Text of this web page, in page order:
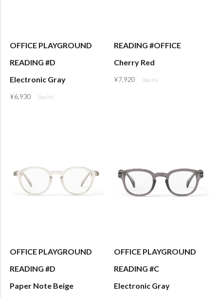
OFFICE PLAYGROUND
READING #D
Electronic Gray
¥6,930
READING #OFFICE
Cherry Red
¥7,920
OFFICE PLAYGROUND
READING #D
Paper Note Beige
OFFICE PLAYGROUND
READING #C
Electronic Gray